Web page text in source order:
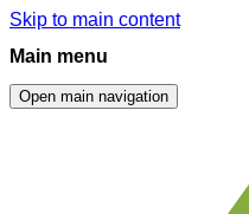
Skip to main content
Main menu
Open main navigation